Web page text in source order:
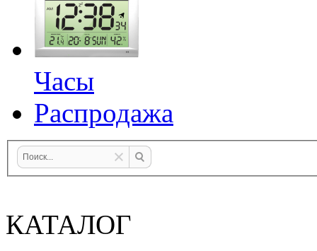
Часы
Распродажа
КАТАЛОГ